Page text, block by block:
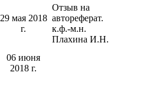
29 мая 2018
г.
Отзыв на
автореферат.
к.ф.-м.н.
Плахина И.Н.
06 июня
2018 г.